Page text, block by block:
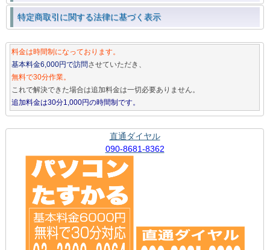
特定商取引に関する法律に基づく表示
料金は時間制になっております。
基本料金6,000円で訪問させていただき、
無料で30分作業。
これで解決できた場合は追加料金は一切必要ありません。
追加料金は30分1,000円の時間制です。
直通ダイヤル
090-8681-8362